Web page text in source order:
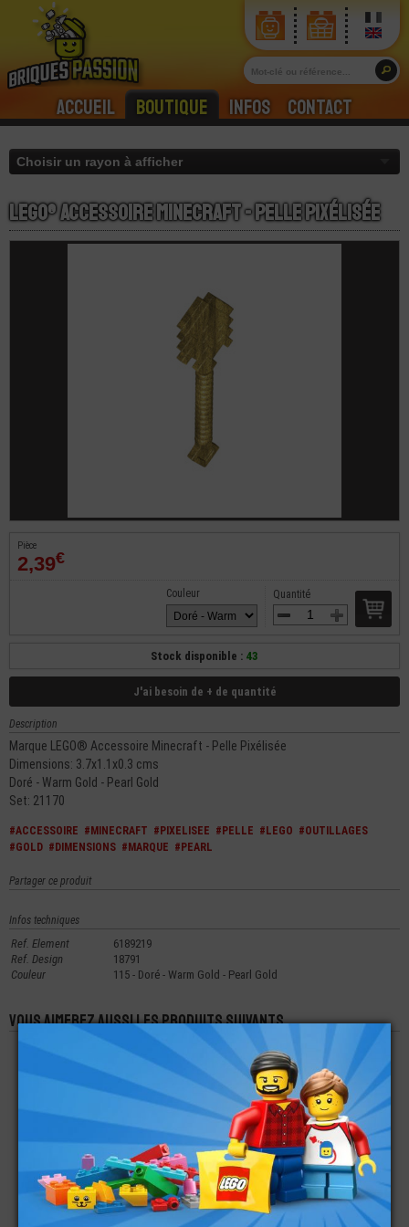
Accueil Boutique Infos Contact
LEGO® Accessoire Minecraft - Pelle Pixélisée
Pièce
2,39€
Quantité
Couleur
Stock disponible : 43
J'ai besoin de + de quantité
Description
Marque LEGO® Accessoire Minecraft - Pelle Pixélisée
Dimensions: 3.7x1.1x0.3 cms
Doré - Warm Gold - Pearl Gold
Set: 21170
#ACCESSOIRE #MINECRAFT #PIXELISEE #PELLE #LEGO #OUTILLAGES
#GOLD #DIMENSIONS #MARQUE #PEARL
Partager ce produit
Infos techniques
Ref. Element
6189219
Ref. Design
18791
Couleur
115 - Doré - Warm Gold - Pearl Gold
Vous aimerez aussi les produits suivants
LEGO® ACCESSOIRE
MINI-FIGURINE HIDEN
SIDE LOT DE 9 PIÈCES
2,98€
LEGO® MINI-
FIGURINE HARRY
POTTER
8,90€
LEGO®
ACCESSOIRES -
ARMES - EPÉE
PIXÉLISÉE
MINECRAFT
2,99
LEGO® ACCESSOIRE
LEGO® MINI-
LEGO® ACCESSOIRE